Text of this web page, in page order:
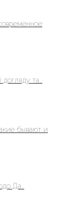
та...
бывают и
Да...